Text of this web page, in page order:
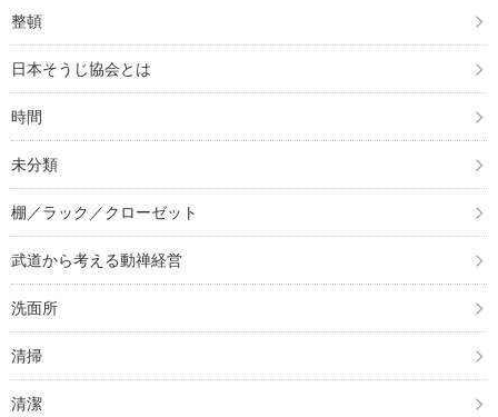
整頓
日本そうじ協会とは
時間
未分類
棚／ラック／クローゼット
武道から考える動禅経営
洗面所
清掃
清潔